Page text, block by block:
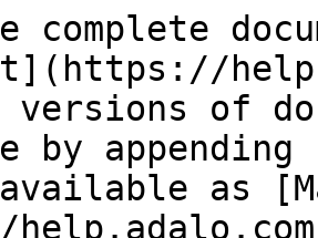
complete
versions of
by
as